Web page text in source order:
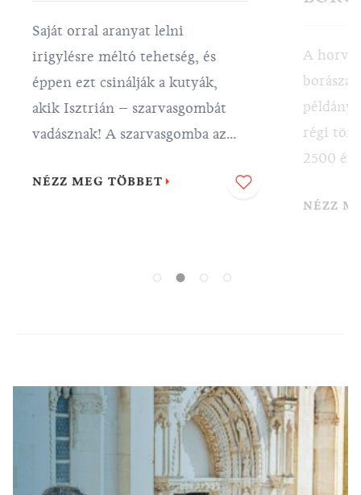
Saját orral aranyat lelni
irigylésre méltó tehetség, és
éppen ezt csinálják a kutyák,
akik Isztrián – szarvasgombát
vadásznak! A szarvasgomba az
világon, és hogy élvezhesse a
NÉZZ MEG TÖBBET
A
borászat
régi
2500
éghajlat
NÉZZ